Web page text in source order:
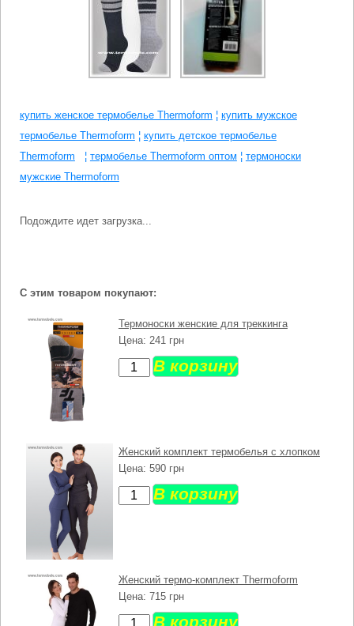
купить женское термобелье Thermoform ¦ купить мужское
термобелье Thermoform ¦ купить детское термобелье
Thermoform
¦ термобелье Thermoform оптом ¦ термоноски
мужские Thermoform
Подождите идет загрузка...
С этим товаром покупают:
Термоноски женские для треккинга
241
Женский комплект термобелья с хлопком
590
Женский термо-комплект Thermoform
715